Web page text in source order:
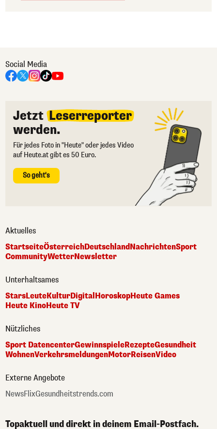
Social Media
Jetzt Leserreporter
werden.
Für jedes Foto in "Heute" oder jedes Video
auf Heute.at gibt es 50 Euro.
So geht's
Aktuelles
StartseiteÖsterreichDeutschlandNachrichtenSport
CommunityWetterNewsletter
Unterhaltsames
StarsLeuteKulturDigital HoroskopHeute Games
Heute KinoHeute TV
Nützliches
Sport DatencenterGewinnspieleRezepteGesundheit
WohnenVerkehrsmeldungenMotorReisenVideo
Externe Angebote
NewsFlixGesundheitstrends.com
Topaktuell und direkt in deinem Email-Postfach.